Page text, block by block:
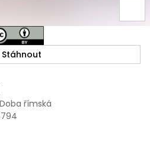
římská
Stáhnout